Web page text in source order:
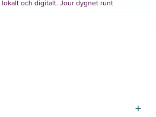
lokalt och digitalt. Jour dygnet runt
+